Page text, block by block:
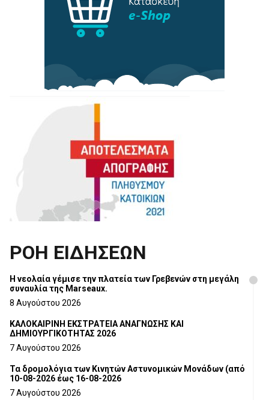
ΡΟΗ ΕΙΔΗΣΕΩΝ
Η νεολαία γέμισε την πλατεία των Γρεβενών στη μεγάλη
συναυλία της Marseaux.
8 Αυγούστου 2026
ΚΑΛΟΚΑΙΡΙΝΗ ΕΚΣΤΡΑΤΕΙΑ ΑΝΑΓΝΩΣΗΣ ΚΑΙ
ΔΗΜΙΟΥΡΓΙΚΟΤΗΤΑΣ 2026
7 Αυγούστου 2026
Τα δρομολόγια των Κινητών Αστυνομικών Μονάδων (από
10-08-2026 έως 16-08-2026
7 Αυγούστου 2026